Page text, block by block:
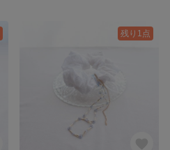
残り1点